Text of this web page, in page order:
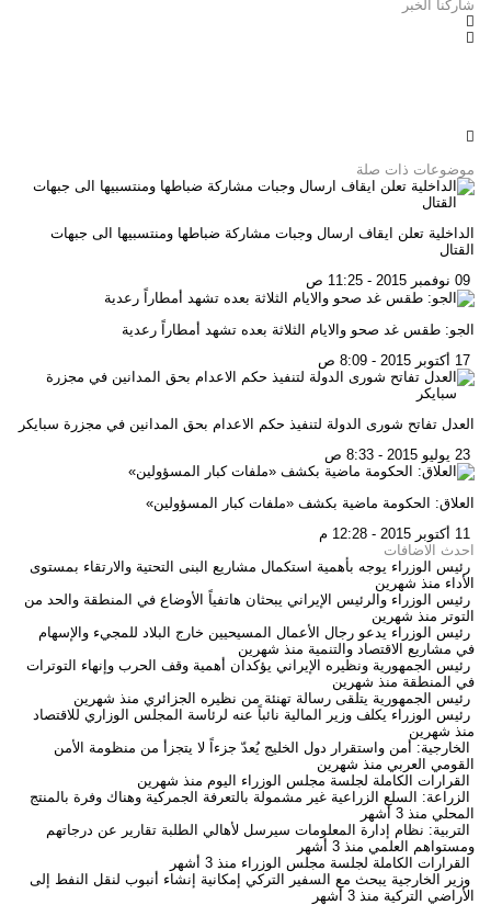
شاركنا الخبر
موضوعات ذات صلة
الداخلية تعلن ايقاف ارسال وجبات مشاركة ضباطها ومنتسبيها الى جبهات
القتال
الجو: طقس غد صحو والايام الثلاثة بعده تشهد أمطاراً رعدية
العدل تفاتح شورى الدولة لتنفيذ حكم الاعدام بحق المدانين في مجزرة سبايكر
العلاق: الحكومة ماضية بكشف «ملفات كبار المسؤولين»
احدث الاضافات
رئيس الوزراء يوجه بأهمية استكمال مشاريع البنى التحتية والارتقاء بمستوى
الأداء منذ شهرين
رئيس الوزراء والرئيس الإيراني يبحثان هاتفياً الأوضاع في المنطقة والحد من
التوتر منذ شهرين
رئيس الوزراء يدعو رجال الأعمال المسيحيين خارج البلاد للمجيء والإسهام
في مشاريع الاقتصاد والتنمية منذ شهرين
رئيس الجمهورية ونظيره الإيراني يؤكدان أهمية وقف الحرب وإنهاء التوترات
في المنطقة منذ شهرين
رئيس الجمهورية يتلقى رسالة تهنئة من نظيره الجزائري منذ شهرين
رئيس الوزراء يكلف وزير المالية نائباً عنه لرئاسة المجلس الوزاري للاقتصاد
منذ شهرين
الخارجية: أمن واستقرار دول الخليج يُعدّ جزءاً لا يتجزأ من منظومة الأمن
القومي العربي منذ شهرين
القرارات الكاملة لجلسة مجلس الوزراء اليوم منذ شهرين
الزراعة: السلع الزراعية غير مشمولة بالتعرفة الجمركية وهناك وفرة بالمنتج
المحلي منذ 3 أشهر
التربية: نظام إدارة المعلومات سيرسل لأهالي الطلبة تقارير عن درجاتهم
ومستواهم العلمي منذ 3 أشهر
القرارات الكاملة لجلسة مجلس الوزراء منذ 3 أشهر
وزير الخارجية يبحث مع السفير التركي إمكانية إنشاء أنبوب لنقل النفط إلى
الأراضي التركية منذ 3 أشهر